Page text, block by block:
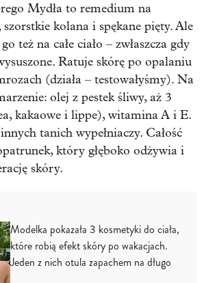
Mydła to remedium na
szorstkie kolana i spękane pięty. Ale
też na całe ciało – zwłaszcza gdy
Ratuje skórę po opalaniu
(działa – testowałyśmy). Na
olej z pestek śliwy, aż 3
kakaowe i lippe), witamina A i E.
tanich wypełniaczy. Całość
który głęboko odżywia i
skóry.
Modelka pokazała 3 kosmetyki do ciała,
które robią efekt skóry po wakacjach.
Jeden z nich otula zapachem na długo